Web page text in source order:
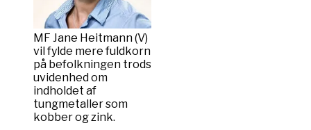
MF Jane Heitmann (V)
vil fylde mere fuldkorn
på befolkningen trods
uvidenhed om
indholdet af
tungmetaller som
kobber og zink.